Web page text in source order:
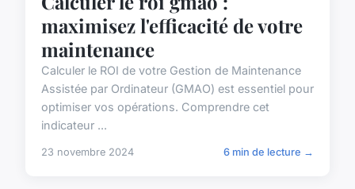
maximisez l'efficacité de votre
maintenance
Calculer le ROI de votre Gestion de Maintenance
Assistée par Ordinateur (GMAO) est essentiel pour
optimiser vos opérations. Comprendre cet
indicateur ...
23 novembre 2024 6 min de lecture →